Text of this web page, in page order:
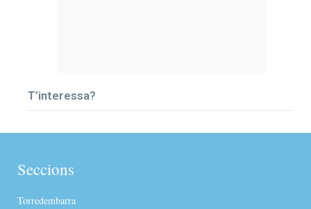
T’interessa?
Seccions
Torredembarra